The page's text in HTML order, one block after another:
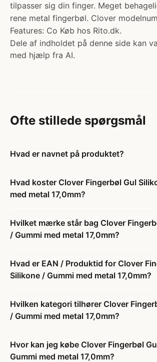
tilpasser sig din finger. Meget
rene metal fingerbøl. Clover
Features: Co Køb hos Rito.dk.
Dele af indholdet på denne side kan
med hjælp fra AI.
Ofte stillede spørgsmål
Hvad er navnet på produktet?
Hvad koster Clover Fingerbøl Gul
med metal 17,0mm?
Hvilket mærke står bag Clover
/ Gummi med metal 17,0mm?
Hvad er EAN / Produktid for Clover
Silikone / Gummi med metal 17,0mm?
Hvilken kategori tilhører Clover
/ Gummi med metal 17,0mm?
Hvor kan jeg købe Clover Fingerbøl
Gummi med metal 17,0mm?